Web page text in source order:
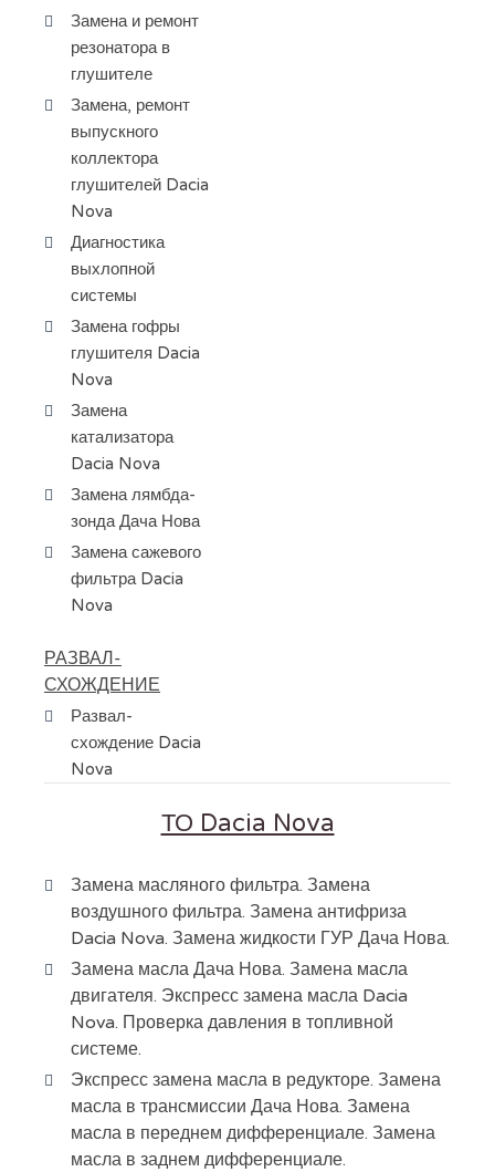
Замена и ремонт
резонатора в
глушителе
Замена, ремонт
выпускного
коллектора
глушителей Dacia
Nova
Диагностика
выхлопной
системы
Замена гофры
глушителя Dacia
Nova
Замена
катализатора
Dacia Nova
Замена лямбда-
зонда Дача Нова
Замена сажевого
фильтра Dacia
Nova
РАЗВАЛ-
СХОЖДЕНИЕ
Развал-
схождение Dacia
Nova
ТО Dacia Nova
Замена масляного фильтра. Замена
воздушного фильтра. Замена антифриза
Dacia Nova. Замена жидкости ГУР Дача Нова.
Замена масла Дача Нова. Замена масла
двигателя. Экспресс замена масла Dacia
Nova. Проверка давления в топливной
системе.
Экспресс замена масла в редукторе. Замена
масла в трансмиссии Дача Нова. Замена
масла в переднем дифференциале. Замена
масла в заднем дифференциале.